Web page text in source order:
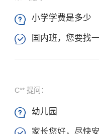
 小学学费是多少
 国内班，您要找
C** 提问：
 幼儿园
家长您好，尽快